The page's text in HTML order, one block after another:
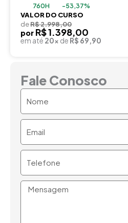
760H -53,37%
VALOR DO CURSO
deR$ 2.998,00
por R$ 1.398,00
em até 20x de R$ 69,90
Fale Conosco
Mensagem